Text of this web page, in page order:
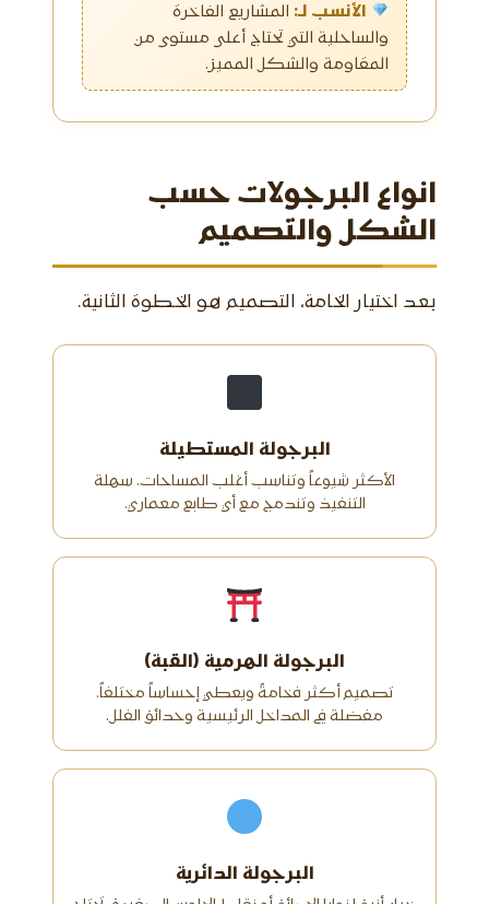
الأنسب لـ: المشاريع الفاخرة
والساحلية التي تحتاج أعلى مستوى من
المقاومة والشكل المميز.
انواع البرجولات حسب
الشكل والتصميم
بعد اختيار الخامة، التصميم هو الخطوة الثانية.
البرجولة المستطيلة
الأكثر شيوعاً وتناسب أغلب المساحات. سهلة
التنفيذ وتندمج مع أي طابع معماري.
البرجولة الهرمية (القبة)
تصميم أكثر فخامةً ويعطي إحساساً مختلفاً.
مفضلة في المداخل الرئيسية وحدائق الفلل.
البرجولة الدائرية